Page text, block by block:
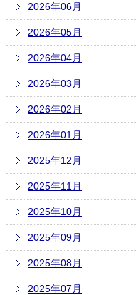
2026年06月
2026年05月
2026年04月
2026年03月
2026年02月
2026年01月
2025年12月
2025年11月
2025年10月
2025年09月
2025年08月
2025年07月